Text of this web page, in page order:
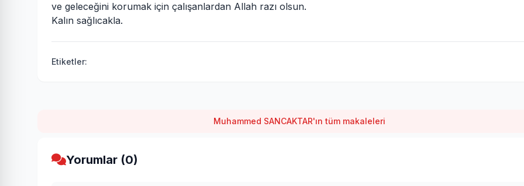
ve geleceğini korumak için çalışanlardan Allah razı olsun.
Kalın sağlıcakla.
Etiketler:
Muhammed SANCAKTAR'ın tüm makaleleri
Yorumlar (0)